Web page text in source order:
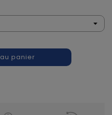
panier